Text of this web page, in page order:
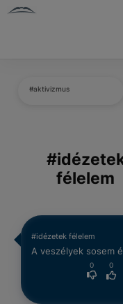
#aktivizmus
félelem
#idézetek félelem
A veszélyek sosem
0 0